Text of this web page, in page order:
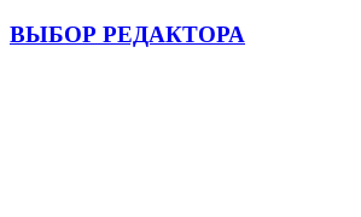
ВЫБОР РЕДАКТОРА